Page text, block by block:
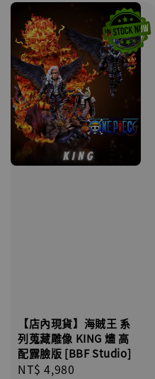
【店內現貨】海賊王 系
列蒐藏雕像 KING 燼 高
配露臉版 [BBF Studio]
Regular
NT$ 4,980